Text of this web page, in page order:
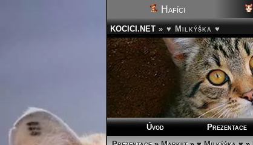
Hafíci
KOCICI.NET » ♥ Milkýška ♥
Úvod Prezentace